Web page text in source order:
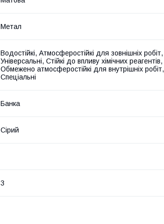
Метал
Водостійкі, Атмосферостійкі для зовнішніх робіт,
Універсальні, Стійкі до впливу хімічних реагентів,
Обмежено атмосферостійкі для внутрішніх робіт,
Спеціальні
Банка
Сірий
3